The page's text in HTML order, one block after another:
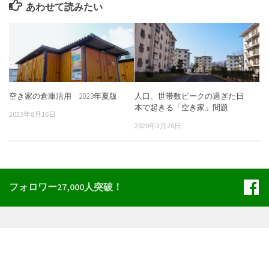
あわせて読みたい
空き家の倉庫活用 2023年夏版
2023年8月16日
人口、世帯数ピークの過ぎた日
本で起きる「空き家」問題
2020年3月20日
フォロワー27,000人突破！